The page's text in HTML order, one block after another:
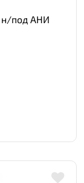
н/под АНИ